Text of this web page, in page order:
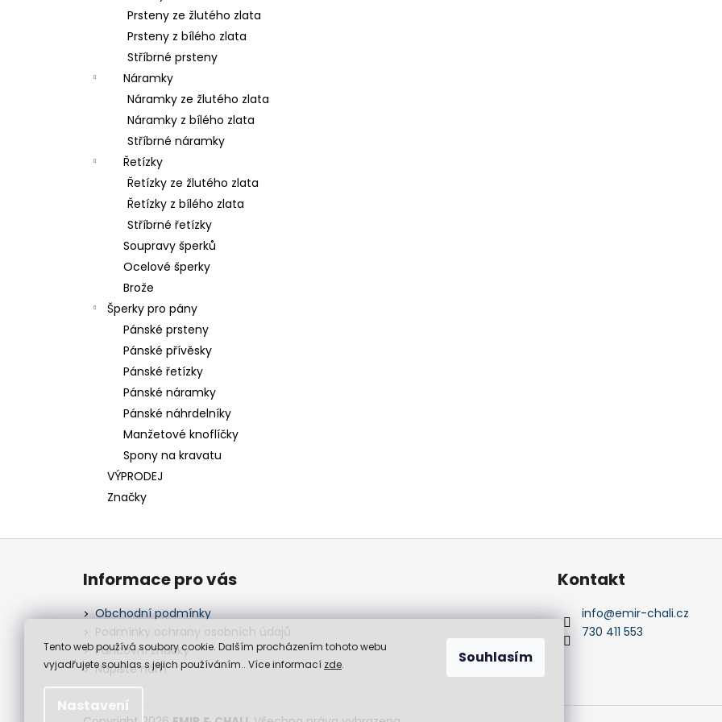
Tento web používá soubory cookie. Dalším procházením tohoto webu
vyjadřujete souhlas s jejich používáním.. Více informací zde.
Nastavení
Souhlasím
Prsteny ze žlutého zlata
Prsteny z bílého zlata
Stříbrné prsteny
Náramky
Náramky ze žlutého zlata
Náramky z bílého zlata
Stříbrné náramky
Řetízky
Řetízky ze žlutého zlata
Řetízky z bílého zlata
Stříbrné řetízky
Soupravy šperků
Ocelové šperky
Brože
Šperky pro pány
Pánské prsteny
Pánské přívěsky
Pánské řetízky
Pánské náramky
Pánské náhrdelníky
Manžetové knoflíčky
Spony na kravatu
VÝPRODEJ
Značky
Z
Informace pro vás
Obchodní podmínky
Podmínky ochrany osobních údajů
Puncovní značky
Napište nám
Kontakt
info@emir-chali.cz
730 411 553